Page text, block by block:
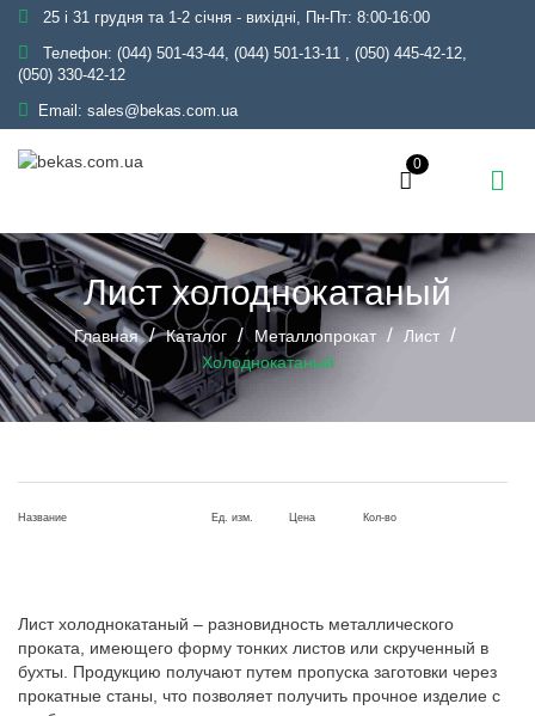
25 і 31 грудня та 1-2 січня - вихідні, Пн-Пт: 8:00-16:00
Телефон: (044) 501-43-44, (044) 501-13-11 , (050) 445-42-12,
(050) 330-42-12
Email: sales@bekas.com.ua
0
Лист холоднокатаный
Главная Каталог Металлопрокат
Лист
Холоднокатаный
Название Ед. изм. Цена Кол-во
Лист холоднокатаный – разновидность металлического
проката, имеющего форму тонких листов или скрученный в
бухты. Продукцию получают путем пропуска заготовки через
прокатные станы, что позволяет получить прочное изделие с